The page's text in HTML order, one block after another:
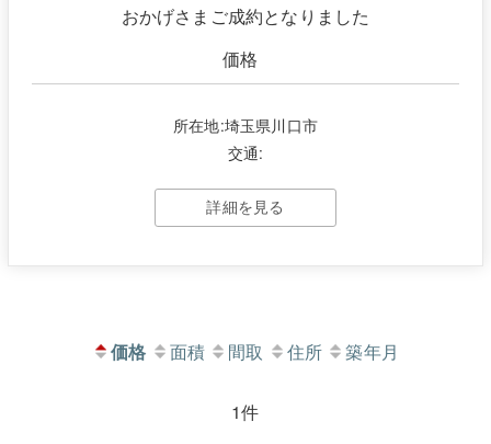
おかげさまご成約となりました
価格
所在地:埼玉県川口市
交通:
詳細を見る
価格 面積 間取 住所 築年月
1件